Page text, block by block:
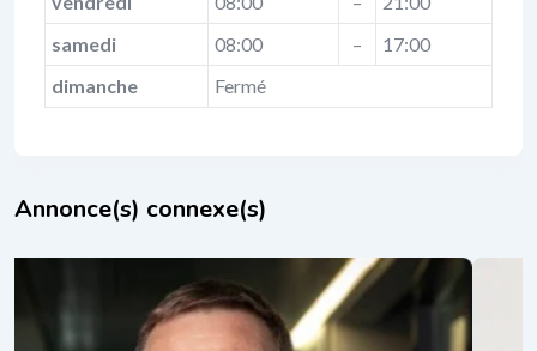
samedi
08:00 –
17:00
dimanche
Fermé
Annonce(s) connexe(s)
Charles Petit-Debut